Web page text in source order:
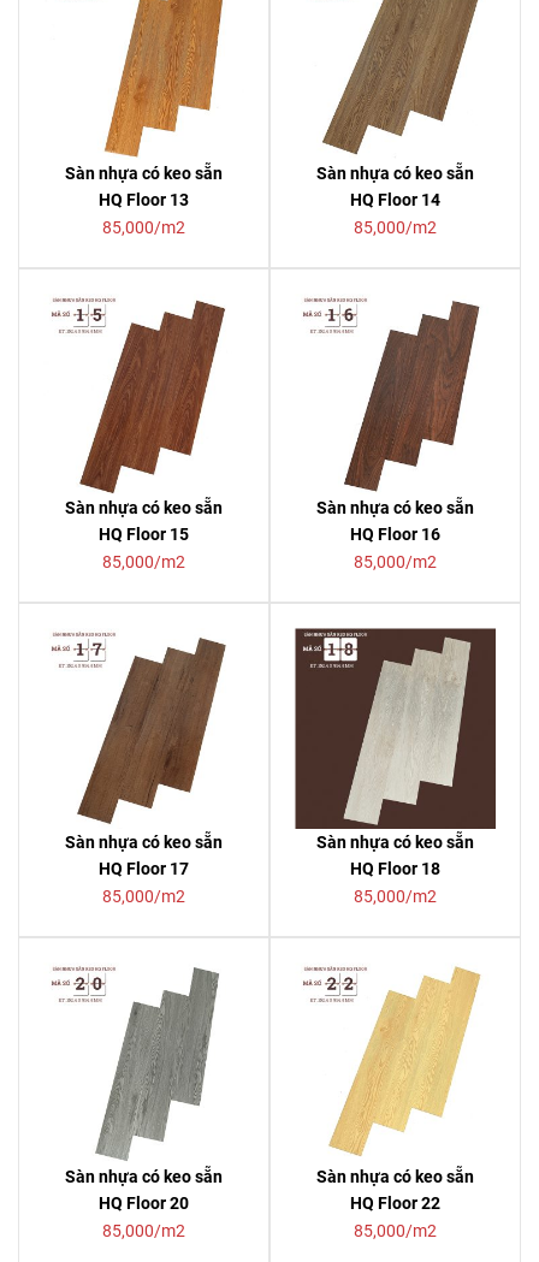
Sàn nhựa có keo sẵn
HQ Floor 13
85,000/m2
Sàn nhựa có keo sẵn
HQ Floor 14
85,000/m2
Sàn nhựa có keo sẵn
HQ Floor 15
85,000/m2
Sàn nhựa có keo sẵn
HQ Floor 16
85,000/m2
Sàn nhựa có keo sẵn
HQ Floor 17
85,000/m2
Sàn nhựa có keo sẵn
HQ Floor 18
85,000/m2
Sàn nhựa có keo sẵn
HQ Floor 20
85,000/m2
Sàn nhựa có keo sẵn
HQ Floor 22
85,000/m2